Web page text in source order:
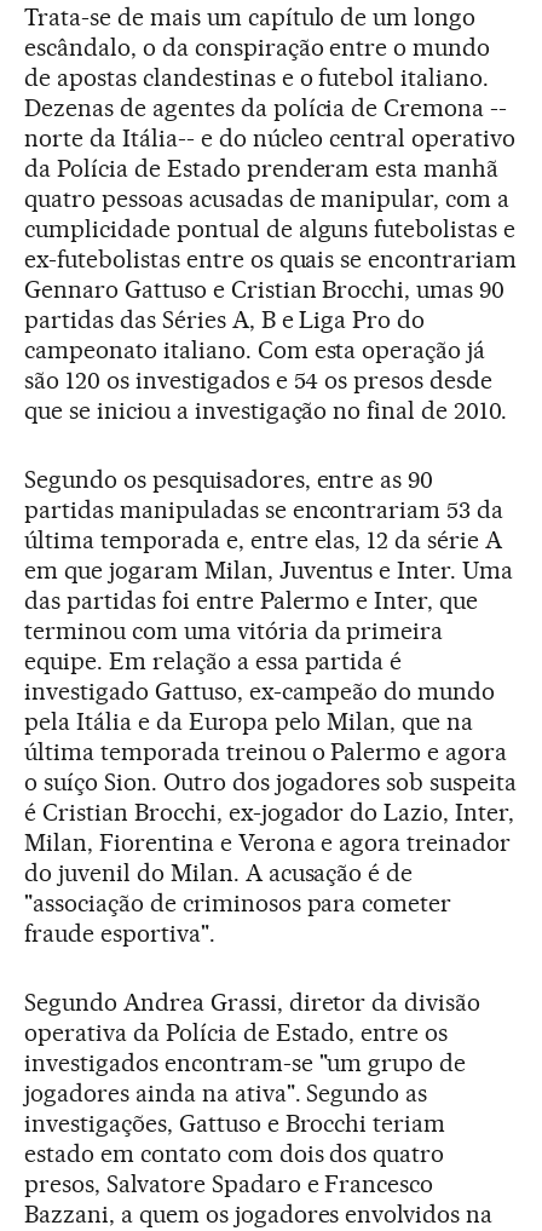
Trata-se de mais um capítulo de um longo
escândalo, o da conspiração entre o mundo
de apostas clandestinas e o futebol italiano.
Dezenas de agentes da polícia de Cremona --
norte da Itália-- e do núcleo central operativo
da Polícia de Estado prenderam esta manhã
quatro pessoas acusadas de manipular, com a
cumplicidade pontual de alguns futebolistas e
ex-futebolistas entre os quais se encontrariam
Gennaro Gattuso e Cristian Brocchi, umas 90
partidas das Séries A, B e Liga Pro do
campeonato italiano. Com esta operação já
são 120 os investigados e 54 os presos desde
que se iniciou a investigação no final de 2010.
Segundo os pesquisadores, entre as 90
partidas manipuladas se encontrariam 53 da
última temporada e, entre elas, 12 da série A
em que jogaram Milan, Juventus e Inter. Uma
das partidas foi entre Palermo e Inter, que
terminou com uma vitória da primeira
equipe. Em relação a essa partida é
investigado Gattuso, ex-campeão do mundo
pela Itália e da Europa pelo Milan, que na
última temporada treinou o Palermo e agora
o suíço Sion. Outro dos jogadores sob suspeita
é Cristian Brocchi, ex-jogador do Lazio, Inter,
Milan, Fiorentina e Verona e agora treinador
do juvenil do Milan. A acusação é de
"associação de criminosos para cometer
fraude esportiva".
Segundo Andrea Grassi, diretor da divisão
operativa da Polícia de Estado, entre os
investigados encontram-se "um grupo de
jogadores ainda na ativa". Segundo as
investigações, Gattuso e Brocchi teriam
estado em contato com dois dos quatro
presos, Salvatore Spadaro e Francesco
Bazzani, a quem os jogadores envolvidos na